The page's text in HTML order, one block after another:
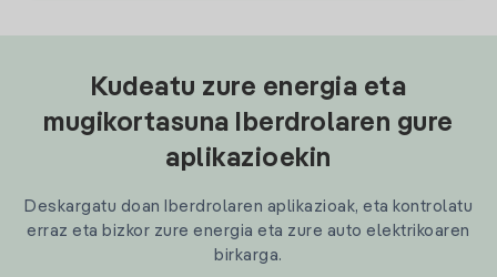
Kudeatu zure energia eta
mugikortasuna Iberdrolaren gure
aplikazioekin
Deskargatu doan Iberdrolaren aplikazioak, eta kontrolatu
erraz eta bizkor zure energia eta zure auto elektrikoaren
birkarga.